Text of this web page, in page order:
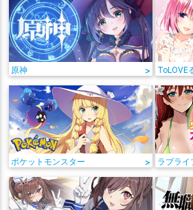
原神 > ToLOVE
ポケットモンスター >